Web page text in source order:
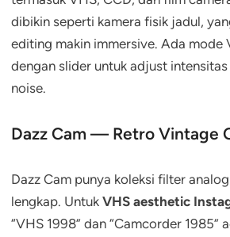
dibikin seperti kamera fisik jadul,
editing makin immersive. Ada mode
dengan slider untuk adjust
noise.
Dazz Cam — Retro Vintage
Dazz Cam punya koleksi filter
lengkap. Untuk VHS aesthetic
“VHS 1998” dan “Camcorder 1985”